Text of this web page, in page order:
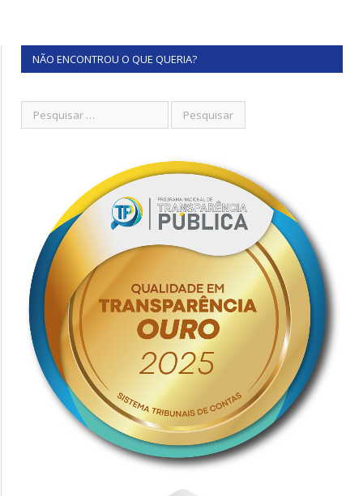
NÃO ENCONTROU O QUE QUERIA?